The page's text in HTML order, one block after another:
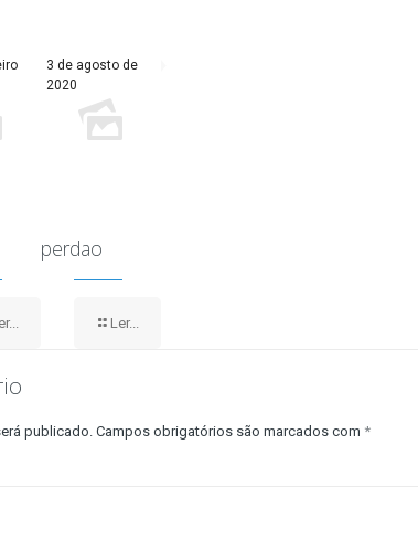
3 de agosto de
2020
perdao
Ler...
publicado. Campos obrigatórios são marcados com *